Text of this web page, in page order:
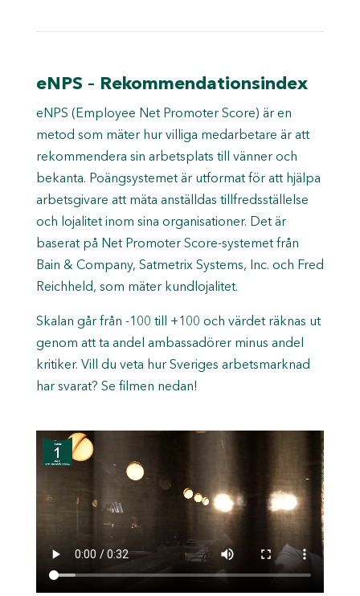
eNPS – Rekommendationsindex
eNPS (Employee Net Promoter Score) är en
metod som mäter hur villiga medarbetare är att
rekommendera sin arbetsplats till vänner och
bekanta. Poängsystemet är utformat för att hjälpa
arbetsgivare att mäta anställdas tillfredsställelse
och lojalitet inom sina organisationer. Det är
baserat på Net Promoter Score-systemet från
Bain & Company, Satmetrix Systems, Inc. och Fred
Reichheld, som mäter kundlojalitet.
Skalan går från -100 till +100 och värdet räknas ut
genom att ta andel ambassadörer minus andel
kritiker. Vill du veta hur Sveriges arbetsmarknad
har svarat? Se filmen nedan!